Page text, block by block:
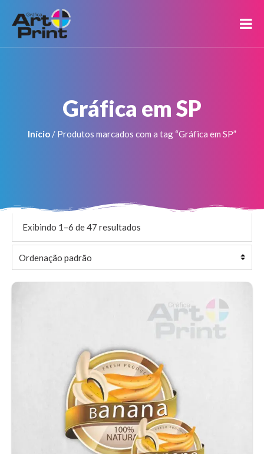
Gráfica em SP
Início / Produtos marcados com a tag “Gráfica em SP”
Exibindo 1–6 de 47 resultados